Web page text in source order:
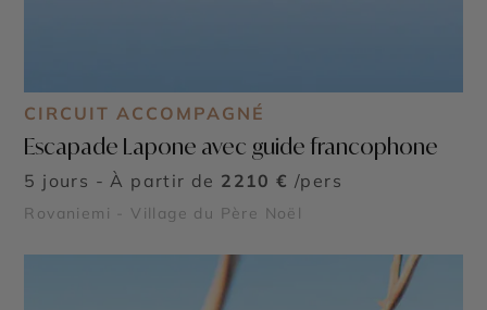
CIRCUIT ACCOMPAGNÉ
Escapade Lapone avec guide francophone
5 jours - À partir de 2210 € /pers
Rovaniemi - Village du Père Noël